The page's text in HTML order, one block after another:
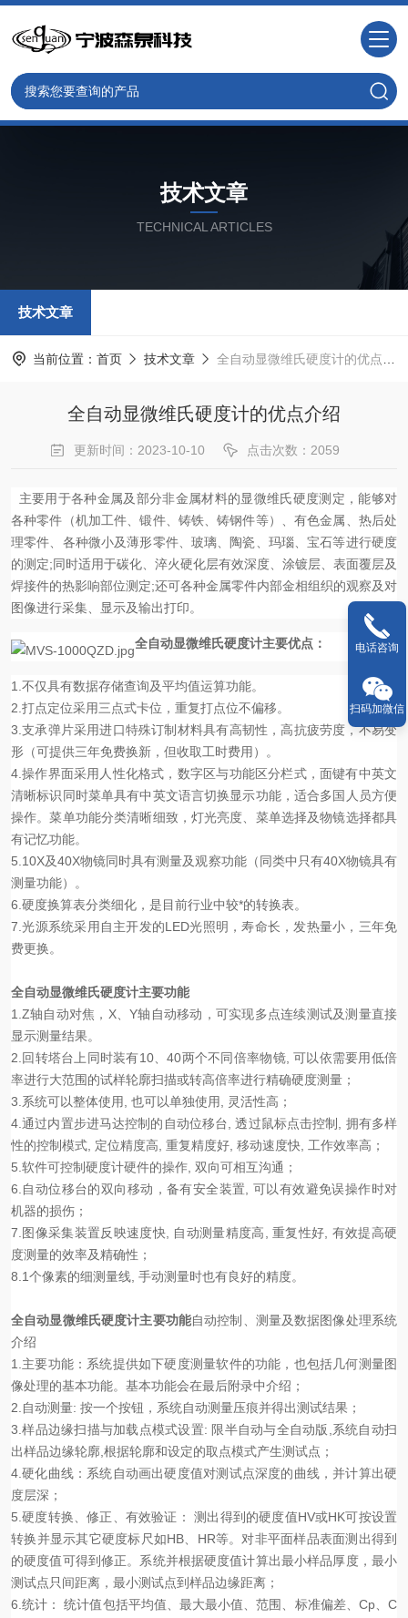
技术文章
TECHNICAL ARTICLES
技术文章
当前位置： 首页 技术文章 全自动显微维氏硬度计的优点介绍
全自动显微维氏硬度计的优点介绍
更新时间：2023-10-10 点击次数：2059
主要用于各种金属及部分非金属材料的显微维氏硬度测定，能够对
各种零件（机加工件、锻件、铸铁、铸钢件等）、有色金属、热后处
理零件、各种微小及薄形零件、玻璃、陶瓷、玛瑙、宝石等进行硬度
的测定;同时适用于碳化、淬火硬化层有效深度、涂镀层、表面覆层及
焊接件的热影响部位测定;还可各种金属零件内部金相组织的观察及对
图像进行采集、显示及输出打印。
全自动显微维氏硬度计主要优点：
1.不仅具有数据存储查询及平均值运算功能。
2.打点定位采用三点式卡位，重复打点位不偏移。
3.支承弹片采用进口特殊订制材料具有高韧性，高抗疲劳度，不易变
形（可提供三年免费换新，但收取工时费用）。
4.操作界面采用人性化格式，数字区与功能区分栏式，面键有中英文
清晰标识同时菜单具有中英文语言切换显示功能，适合多国人员方便
操作。菜单功能分类清晰细致，灯光亮度、菜单选择及物镜选择都具
有记忆功能。
5.10X及40X物镜同时具有测量及观察功能（同类中只有40X物镜具有
测量功能）。
6.硬度换算表分类细化，是目前行业中较*的转换表。
7.光源系统采用自主开发的LED光照明，寿命长，发热量小，三年免
费更换。
全自动显微维氏硬度计主要功能
1.Z轴自动对焦，X、Y轴自动移动，可实现多点连续测试及测量直接
显示测量结果。
2.回转塔台上同时装有10、40两个不同倍率物镜, 可以依需要用低倍
率进行大范围的试样轮廓扫描或转高倍率进行精确硬度测量；
3.系统可以整体使用, 也可以单独使用, 灵活性高；
4.通过内置步进马达控制的自动位移台, 透过鼠标点击控制, 拥有多样
性的控制模式, 定位精度高, 重复精度好, 移动速度快, 工作效率高；
5.软件可控制硬度计硬件的操作, 双向可相互沟通；
6.自动位移台的双向移动，备有安全装置, 可以有效避免误操作时对
机器的损伤；
7.图像采集装置反映速度快, 自动测量精度高, 重复性好, 有效提高硬
度测量的效率及精确性；
8.1个像素的细测量线, 手动测量时也有良好的精度。
全自动显微维氏硬度计主要功能自动控制、测量及数据图像处理系统
介绍
1.主要功能：系统提供如下硬度测量软件的功能，也包括几何测量图
像处理的基本功能。基本功能会在最后附录中介绍；
2.自动测量: 按一个按钮，系统自动测量压痕并得出测试结果；
3.样品边缘扫描与加载点模式设置: 限半自动与全自动版,系统自动扫
出样品边缘轮廓,根据轮廓和设定的取点模式产生测试点；
4.硬化曲线：系统自动画出硬度值对测试点深度的曲线，并计算出硬
度层深；
5.硬度转换、修正、有效验证： 测出得到的硬度值HV或HK可按设置
转换并显示其它硬度标尺如HB、HR等。对非平面样品表面测出得到
的硬度值可得到修正。系统并根据硬度值计算出最小样品厚度，最小
测试点只间距离，最小测试点到样品边缘距离；
6.统计： 统计值包括平均值、最大最小值、范围、标准偏差、Cp、C
电话咨询
扫码加微信